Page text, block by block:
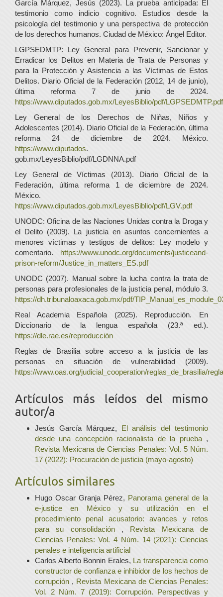
García Márquez, Jesús (2023). La prueba anticipada: El
testimonio como indicio cognitivo. Estudios desde la
psicología del testimonio y una perspectiva de protección
de los derechos humanos. Ciudad de México: Ángel Editor.
LGPSEDMTP: Ley General para Prevenir, Sancionar y
Erradicar los Delitos en Materia de Trata de Personas y
para la Protección y Asistencia a las Víctimas de Estos
Delitos. Diario Oficial de la Federación (2012, 14 de junio),
última reforma 7 de junio de 2024.
https://www.diputados.gob.mx/LeyesBiblio/pdf/LGPSEDMTP.pdf
Ley General de los Derechos de Niñas, Niños y
Adolescentes (2014). Diario Oficial de la Federación, última
reforma 24 de diciembre de 2024. México.
https://www.diputados.
gob.mx/LeyesBiblio/pdf/LGDNNA.pdf
Ley General de Víctimas (2013). Diario Oficial de la
Federación, última reforma 1 de diciembre de 2024.
México.
https://www.diputados.gob.mx/LeyesBiblio/pdf/LGV.pdf
UNODC: Oficina de las Naciones Unidas contra la Droga y
el Delito (2009). La justicia en asuntos concernientes a
menores víctimas y testigos de delitos: Ley modelo y
comentario. https://www.unodc.org/documents/justiceand-
prison-reform/Justice_in_matters_ES.pdf
UNODC (2007). Manual sobre la lucha contra la trata de
personas para profesionales de la justicia penal, módulo 3.
https://dh.tribunaloaxaca.gob.mx/pdf/
Real Academia Española (2025). Reproducción. En
Diccionario de la lengua española (23.ª ed.).
https://dle.rae.es/reproducción
Reglas de Brasilia sobre acceso a la justicia de las
personas en situación de vulnerabilidad (2009).
https://www.oas.org/judicial_cooperation/reglas_de_brasilia/
Artículos más leídos del mismo
autor/a
Jesús García Márquez, El análisis del testimonio
desde una concepción racionalista de la prueba ,
Revista Mexicana de Ciencias Penales: Vol. 5 Núm.
17 (2022): Procuración de justicia (mayo-agosto)
Artículos similares
Hugo Oscar Granja Pérez, Panorama general de la
e-justice en México y su utilización en el
procedimiento penal acusatorio: avances y retos
para su consolidación , Revista Mexicana de
Ciencias Penales: Vol. 4 Núm. 14 (2021): Ciencias
penales e inteligencia artificial
Carlos Alberto Bonnin Erales, La transparencia como
constructor de confianza e inhibidor de los hechos de
corrupción , Revista Mexicana de Ciencias Penales:
Vol. 2 Núm. 7 (2019): Corrupción. Perspectivas y